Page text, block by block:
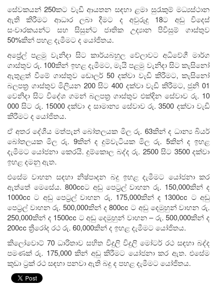
සේවකයන් 250කට වැඩි ආයතන සඳහා ළමා සුරැකුම් මධ්‍යස්ථාන
ඇති කිරීමට ආධාර ලබා දීමට ද අවුරුදු 18ට අඩු විදෙස්
සංචාරකයන්ට සහ සිසුන්ට ජාතික උද්‍යාන පිවිසුම් ගාස්තුව
50%කින් පහළ දැමීමට ද යෝජිතය.
අප්‍රේල් පළමු වැනිදා සිට කාර්යබහුල වේලාවට අධිවේගී මාර්ග
ගාස්තුව රු. 100කින් ඉහළ දැමීමට, මැයි පළමු වැනිදා සිට කැසිනෝ
ඇතුළත් වීමේ ගාස්තුව ඩොලර් 50 දක්වා වැඩි කිරීමට, කැසිනෝ
බලපත්‍ර ගාස්තුව මිලියන 200 සිට 400 දක්වා වැඩි කිරීමට, ජුනි 01
වෙනිදා සිට විදේශ ගමන් බලපත්‍ර ගාස්තුව එක්දින සේවාව රු. 10
000 සිට රු. 15000 දක්වා ද සාමාන්‍ය සේවාව රු. 3500 දක්වා වැඩි
කිරීමට ද යෝජිතය.
ඒ අතර දේශීය මත්පැන් බෝතලයක මිල රු. 63කින් ද ධාන්‍ය බියර්
බෝතලයක මිල රු. 9කින් ද දුම්වැටියක මිල රු. 5කින් ද ඉහළ
දැමීමට යෝජනා කෙරයි. දුම්කොල බද්ද රු. 2500 සිට 3500 දක්වා
ඉහළ දමනු ඇත.
එසේම වාහන සඳහා නිෂ්පාදන බදු ඉහළ දැමීමට යෝජනා කර
ඇත්තේ මෙසේය. 800ccට අඩු පෙට්‍රල් වාහන රු. 150,000කින් ද
1000cc ට අඩු පෙට්‍රල් වාහන රු. 175,000කින් ද 1300cc ට අඩු
පෙට්‍රල් වාහන රු. 500,000කින් ද 800cc ට අඩු දෙමුහුන් වාහන රු.
250,000කින් ද 1500cc ට අඩු දෙමුහුන් වාහන – රු. 500,000කින් ද
200cc ත්‍රීරෝද රථ රු. 60,000කින් ද ඉහළ දැමීමට යෝජිතය.
කිලෝවොට් 70 ධාරිතාව සහිත විදුලි විදුලි මෝටර් රථ සඳහා බද්ද
පමණක් රු. 175,000 කින් අඩු කිරීමට යෝජනා කර ඇත. එසේම
කුඩා ට්‍රක් රථ සඳහා පනවා ඇති බදු ද පහළ දැමීමට යෝජිතය.